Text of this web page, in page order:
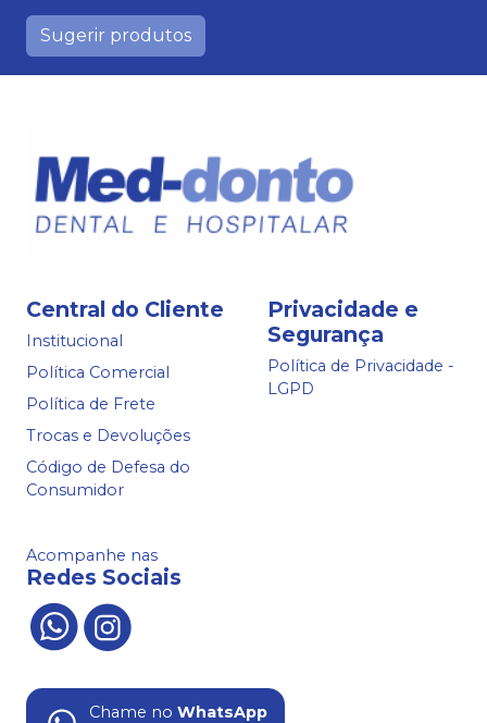
Sugerir produtos
Central do Cliente
Institucional
Política Comercial
Política de Frete
Trocas e Devoluções
Código de Defesa do
Consumidor
Privacidade e
Segurança
Política de Privacidade -
LGPD
Acompanhe nas
Redes Sociais
Chame no WhatsApp